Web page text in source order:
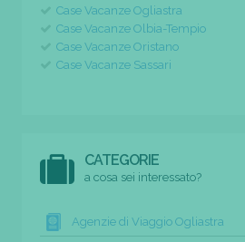
Case Vacanze Ogliastra
Case Vacanze Olbia-Tempio
Case Vacanze Oristano
Case Vacanze Sassari
CATEGORIE
a cosa sei interessato?
Agenzie di Viaggio Ogliastra